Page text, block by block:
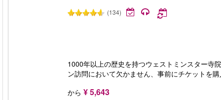
(134)
1000年以上の歴史を持つウェストミンスター寺
ン訪問において欠かません、事前にチケットを
から ¥ 5,643